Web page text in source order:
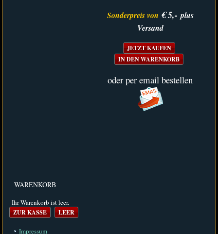
Sonderpreis von € 5,-plus
Versand
JETZT KAUFEN
IN DEN WARENKORB
oder per email bestellen
WARENKORB
Ihr Warenkorb ist leer.
Impressum